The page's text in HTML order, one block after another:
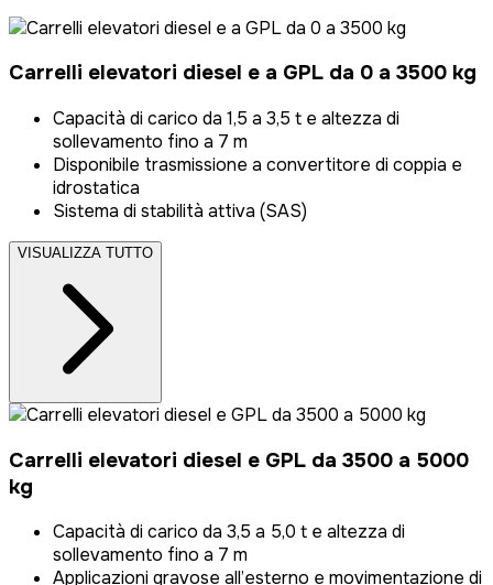
Carrelli elevatori diesel e a GPL da 0 a 3500 kg
Capacità di carico da 1,5 a 3,5 t e altezza di
sollevamento fino a 7 m
Disponibile trasmissione a convertitore di coppia e
idrostatica
Sistema di stabilità attiva (SAS)
VISUALIZZA TUTTO
Carrelli elevatori diesel e GPL da 3500 a 5000
kg
Capacità di carico da 3,5 a 5,0 t e altezza di
sollevamento fino a 7 m
Applicazioni gravose all’esterno e movimentazione di